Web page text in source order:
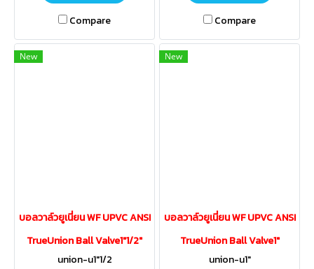
Compare
Compare
New
บอลวาล์วยูเนี่ยน WF UPVC ANSI
TrueUnion Ball Valve1"1/2"
union-u1"1/2
New
บอลวาล์วยูเนี่ยน WF UPVC ANSI
TrueUnion Ball Valve1"
union-u1"